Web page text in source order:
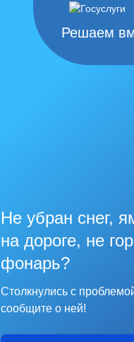
Решаем
Не убран снег,
на дороге, не
фонарь?
Столкнулись с
сообщите о ней!